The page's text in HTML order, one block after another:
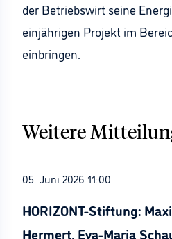
der Betriebswirt seine
einjährigen Projekt im
einbringen.
Weitere
05. Juni 2026 11:00
HORIZONT-Stiftung:
Hermert, Eva-Maria